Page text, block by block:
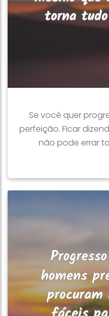
Se você quer
perfeição. Ficar
não pode errar